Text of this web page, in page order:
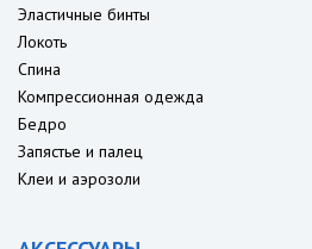
Эластичные бинты
Локоть
Спина
Компрессионная одежда
Бедро
Запястье и палец
Клеи и аэрозоли